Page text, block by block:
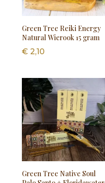
Green Tree Reiki Energy
Natural Wierook 15 gram
€ 2,10
Green Tree Native Soul